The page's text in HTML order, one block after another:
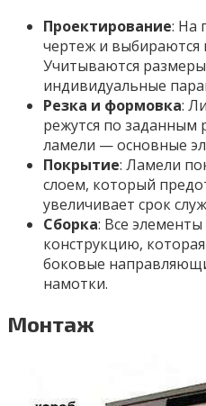
Проектирование: На
чертеж и
Учитываются
индивидуальные
Резка и формовка:
режутся по заданным
ламели — основные
Покрытие: Ламели
слоем, который
увеличивает срок
Сборка: Все
конструкцию,
боковые
намотки.
Монтаж